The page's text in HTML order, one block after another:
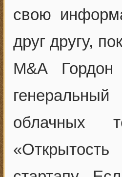
свою
друг другу,
M&A
облачных